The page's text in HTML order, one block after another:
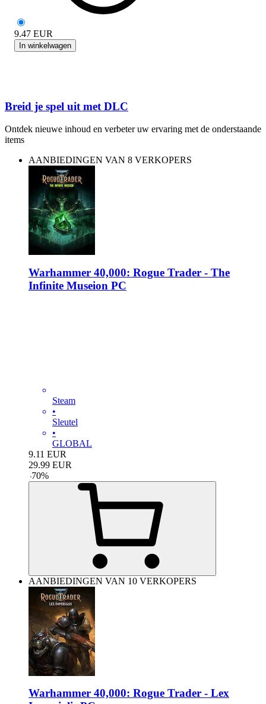
9.47 EUR
In winkelwagen
Breid je spel uit met DLC
Ontdek nieuwe inhoud en verbeter uw ervaring met de onderstaande
items
AANBIEDINGEN VAN 8 VERKOPERS
Warhammer 40,000: Rogue Trader - The
Infinite Museion PC
Steam
•
Sleutel
•
GLOBAL
9.11 EUR
29.99 EUR
-70%
AANBIEDINGEN VAN 10 VERKOPERS
Warhammer 40,000: Rogue Trader - Lex